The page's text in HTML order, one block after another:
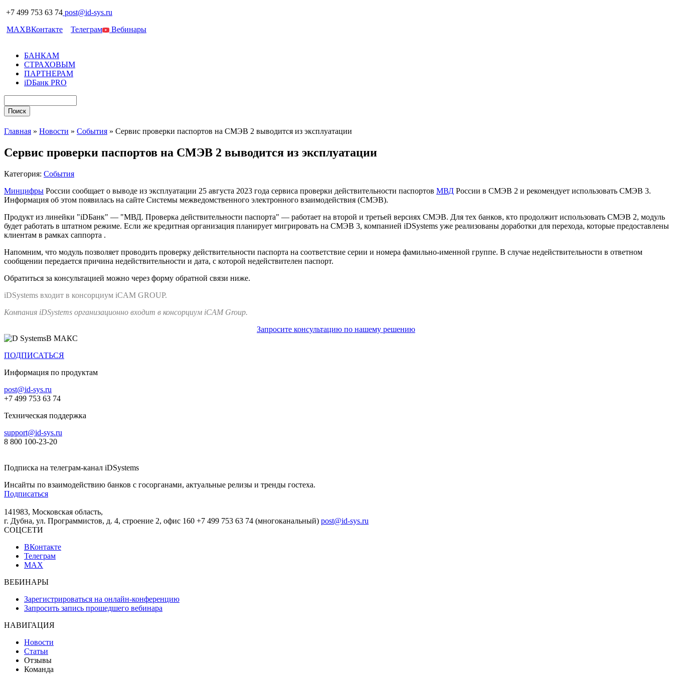
+7 499 753 63 74 post@id-sys.ru
MAXВКонтакте Телеграм Вебинары
БАНКАМ
СТРАХОВЫМ
ПАРТНЕРАМ
iDБанк PRO
Главная » Новости » События » Сервис проверки паспортов на СМЭВ 2 выводится из эксплуатации
Сервис проверки паспортов на СМЭВ 2 выводится из эксплуатации
Категория: События
Минцифры России сообщает о выводе из эксплуатации 25 августа 2023 года сервиса проверки действительности паспортов МВД России в СМЭВ 2 и рекомендует использовать СМЭВ 3.
Информация об этом появилась на сайте Системы межведомственного электронного взаимодействия (СМЭВ).
Продукт из линейки "iDБанк" — "МВД. Проверка действительности паспорта" — работает на второй и третьей версиях СМЭВ. Для тех банков, кто продолжит использовать СМЭВ 2, модуль
будет работать в штатном режиме. Если же кредитная организация планирует мигрировать на СМЭВ 3, компанией iDSystems уже реализованы доработки для перехода, которые предоставлены
клиентам в рамках саппорта .
Напомним, что модуль позволяет проводить проверку действительности паспорта на соответствие серии и номера фамильно-именной группе. В случае недействительности в ответном
сообщении передается причина недействительности и дата, с которой недействителен паспорт.
Обратиться за консультацией можно через форму обратной связи ниже.
iDSystems входит в консорциум iCAM GROUP.
Компания iDSystems организационно входит в консорциум iCAM Group.
Запросите консультацию по нашему решению
В МАКС
ПОДПИСАТЬСЯ
Информация по продуктам
post@id-sys.ru
+7 499 753 63 74
Техническая поддержка
support@id-sys.ru
8 800 100-23-20
Подписка на телеграм-канал iDSystems
Инсайты по взаимодействию банков с госорганами, актуальные релизы и тренды гостеха.
Подписаться
141983, Московская область,
г. Дубна, ул. Программистов, д. 4, строение 2, офис 160 +7 499 753 63 74 (многоканальный) post@id-sys.ru
СОЦСЕТИ
ВКонтакте
Телеграм
MAX
ВЕБИНАРЫ
Зарегистрироваться на онлайн-конференцию
Запросить запись прошедшего вебинара
НАВИГАЦИЯ
Новости
Статьи
Отзывы
Команда